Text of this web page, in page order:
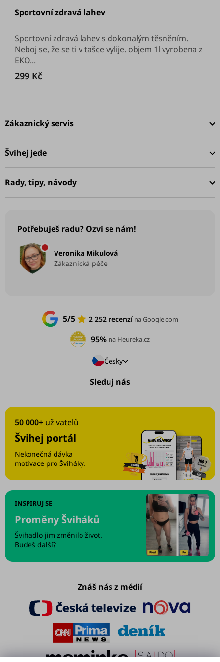
Sportovní zdravá lahev
produktu
z
5
hvězdiček.
299 Kč
Sportovní zdravá lahev s dokonalým těsněním.
Neboj se, že se ti v tašce vylije. objem 1l vyrobena z
EKO...
á
p
a
Zákaznický servis
Švihej jede
Rady, tipy, návody
Potřebuješ radu? Ozvi se nám!
Veronika Mikulová
Zákaznická péče
Sleduj nás
5/5 2 252 recenzína Google.com
95% na Heureka.cz
Česky
50 000+ uživatelů
Švihej portál
Nekonečná dávka
motivace pro Šviháky.
INSPIRUJ SE
Proměny Šviháků
Švihadlo jim změnilo život.
Budeš další?
Znáš nás z médií